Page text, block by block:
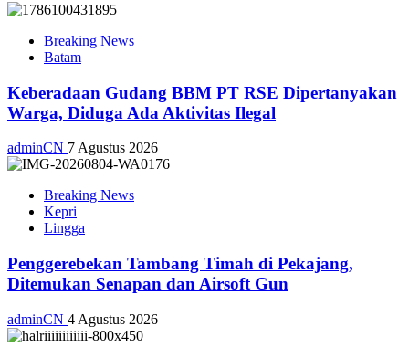
Breaking News
Batam
Keberadaan Gudang BBM PT RSE Dipertanyakan
Warga, Diduga Ada Aktivitas Ilegal
adminCN 7 Agustus 2026
Breaking News
Kepri
Lingga
Penggerebekan Tambang Timah di Pekajang,
Ditemukan Senapan dan Airsoft Gun
adminCN 4 Agustus 2026